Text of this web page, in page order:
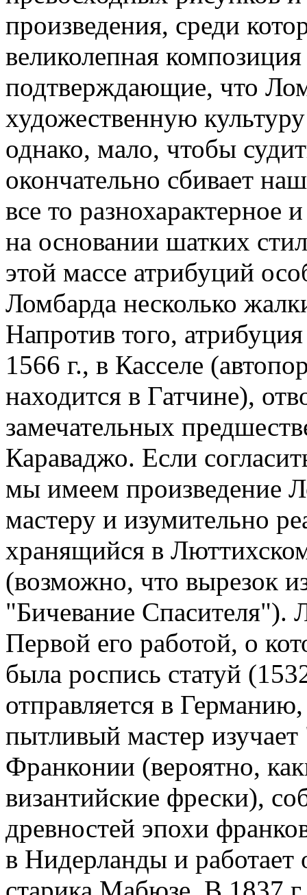
произведения, среди
великолепная
подтверждающие, что
художественную
однако, мало, чтобы
окончательно сбивает
все то разнохарактерное
на основании шатких
этой массе атрибуций
Ломбарда несколько
Напротив того,
1566 г., в Касселе
находится в Гатчине),
замечательных
Караваджо. Если
мы имеем произведение
мастеру и изумительно
хранящийся в
(возможно, что вырезок
"Бичевание
Первой его работой, о
была роспись статуй
отправляется в
пытливый мастер
Франконии (вероятно,
византийские фрески),
древностей эпохи
в Нидерланды и